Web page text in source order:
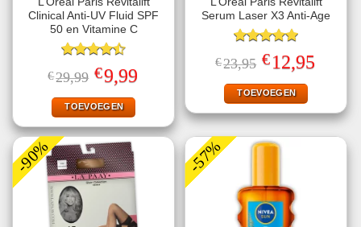
Clinical Anti-UV Fluid SPF
50 en Vitamine C
Gewaardeerd
4.50uit 5
€29,99 Oorspronkelijke
prijs
was:
€29,99.
€9,99Huidige
prijs
TOEVOEGEN
Serum Laser X3 Anti-Age
Gewaardeerd
5.00uit 5
€23,95 Oorspronkelijke
prijs
was:
€23,95.
€12,95prijs
TOEVOEGEN
-90% -57%